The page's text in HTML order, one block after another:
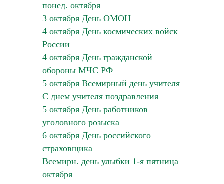
понед. октября
3 октября День ОМОН
4 октября День космических войск
России
4 октября День гражданской
обороны МЧС РФ
5 октября Всемирный день учителя
С днем учителя поздравления
5 октября День работников
уголовного розыска
6 октября День российского
страховщика
Всемирн. день улыбки 1-я пятница
октября